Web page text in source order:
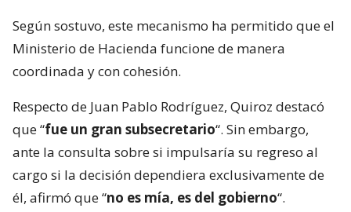
Según sostuvo, este mecanismo ha permitido que el
Ministerio de Hacienda funcione de manera
coordinada y con cohesión.
Respecto de Juan Pablo Rodríguez, Quiroz destacó
que “fue un gran subsecretario“. Sin embargo,
ante la consulta sobre si impulsaría su regreso al
cargo si la decisión dependiera exclusivamente de
él, afirmó que “no es mía, es del gobierno“.